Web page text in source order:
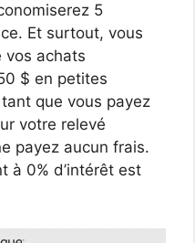
5
Et surtout, vous
vos achats
$ en petites
que vous payez
votre relevé
payez aucun frais.
à 0% d’intérêt est